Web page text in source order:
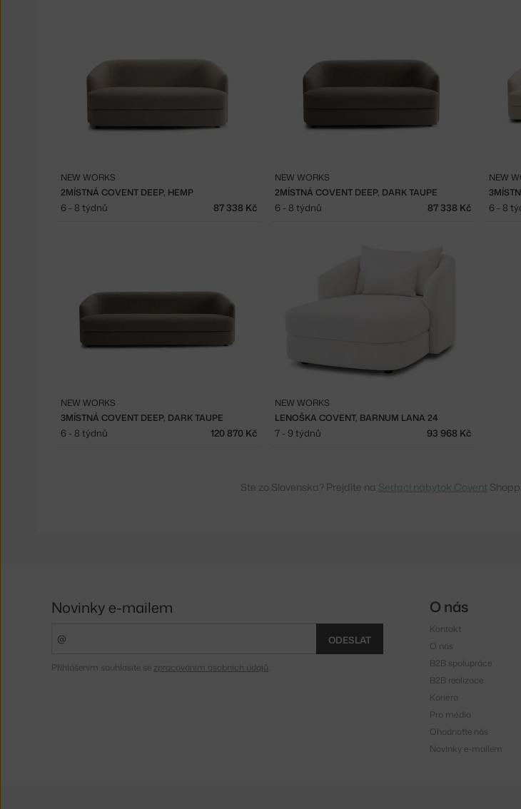
2MÍSTNÁ COVENT DEEP, HEMP
NEW WORKS
6 - 8 týdnů 87 338 Kč
2MÍSTNÁ COVENT DEEP, DARK TAUPE
NEW WORKS
6 - 8 týdnů 87 338 Kč
NEW
6 - 8
3MÍSTNÁ COVENT DEEP, DARK TAUPE
NEW WORKS
6 - 8 týdnů 120 870 Kč
LENOŠKA COVENT, BARNUM LANA 24
NEW WORKS
7 - 9 týdnů 93 968 Kč
Ste zo Slovenska? Prejdite na Sedací nábytok Covent
Novinky e-mailem
ODESLAT
Přihlášením souhlasíte se zpracováním osobních údajů
O nás
Kontakt
O nás
B2B spolupráce
B2B realizace
Kariéra
Pro média
Ohodnoťte nás
Novinky e-mailem